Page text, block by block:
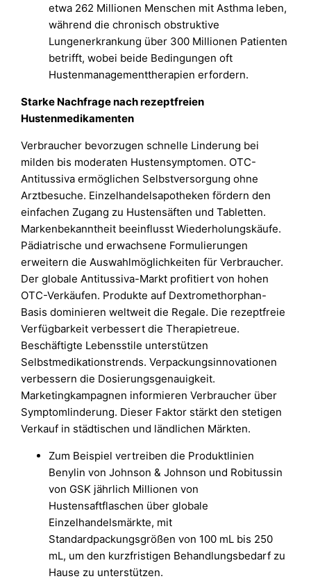
etwa 262 Millionen Menschen mit Asthma leben,
während die chronisch obstruktive
Lungenerkrankung über 300 Millionen Patienten
betrifft, wobei beide Bedingungen oft
Hustenmanagementtherapien erfordern.
Starke Nachfrage nach rezeptfreien
Hustenmedikamenten
Verbraucher bevorzugen schnelle Linderung bei
milden bis moderaten Hustensymptomen. OTC-
Antitussiva ermöglichen Selbstversorgung ohne
Arztbesuche. Einzelhandelsapotheken fördern den
einfachen Zugang zu Hustensäften und Tabletten.
Markenbekanntheit beeinflusst Wiederholungskäufe.
Pädiatrische und erwachsene Formulierungen
erweitern die Auswahlmöglichkeiten für Verbraucher.
Der globale Antitussiva-Markt profitiert von hohen
OTC-Verkäufen. Produkte auf Dextromethorphan-
Basis dominieren weltweit die Regale. Die rezeptfreie
Verfügbarkeit verbessert die Therapietreue.
Beschäftigte Lebensstile unterstützen
Selbstmedikationstrends. Verpackungsinnovationen
verbessern die Dosierungsgenauigkeit.
Marketingkampagnen informieren Verbraucher über
Symptomlinderung. Dieser Faktor stärkt den stetigen
Verkauf in städtischen und ländlichen Märkten.
Zum Beispiel vertreiben die Produktlinien
Benylin von Johnson & Johnson und Robitussin
von GSK jährlich Millionen von
Hustensaftflaschen über globale
Einzelhandelsmärkte, mit
Standardpackungsgrößen von 100 mL bis 250
mL, um den kurzfristigen Behandlungsbedarf zu
Hause zu unterstützen.